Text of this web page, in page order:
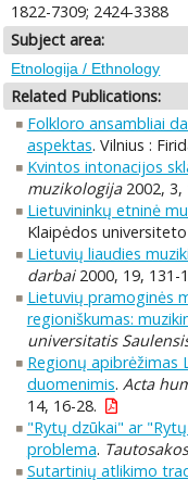
1822-7309; 2424-3388
Subject area:
Etnologija / Ethnology
Related Publications:
Folkloro ansambliai
aspektas. Vilnius :
Kvintos intonacijos
muzikologija2002, 3,
Lietuvininkų etninė
Klaipėdos
Lietuvių liaudies
darbai2000, 19, 131-
Lietuvių pramoginės
regioniškumas:
universitatis
Regionų
duomenimis. Acta
14, 16-28.
"Rytų dzūkai" ar
problema.
Sutartinių atlikimo